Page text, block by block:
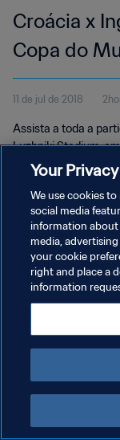
Croácia x
Copa do
Rússia |
11 de jul de 2018
Assista a toda a
Luzhniki Stadium,
feira.
POLÍTICA DE
TERMOS DE SERVIÇO
ADMINISTRAR AS
Your Privacy
We use cookies
social media
information about
media,
your cookie
right and place a
information